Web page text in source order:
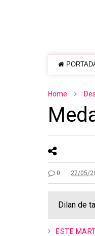
Home
0 27/05/
Dilan de
ESTE